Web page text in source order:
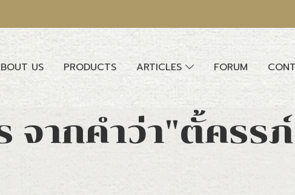
US PRODUCTS ARTICLES FORUM
จากคำว่า"ตั้ครร